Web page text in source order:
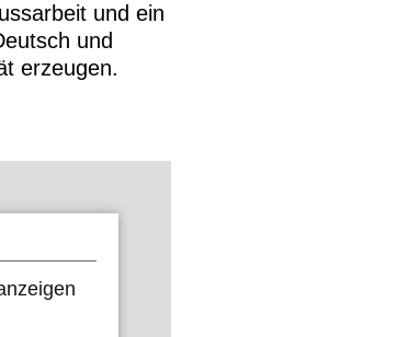
und ein
und
erzeugen.